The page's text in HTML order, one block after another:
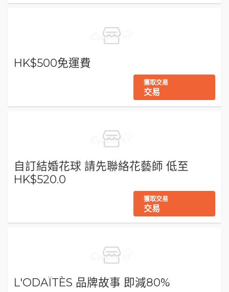
HK$500免運費
獲取交易
交易
自訂結婚花球 請先聯絡花藝師 低至
HK$520.0
獲取交易
交易
L'ODAÏTÈS 品牌故事 即減80%